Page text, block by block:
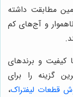
مطابقت داشته
و آج‌های کم
کیفیت و برندهای
گزینه را برای
قطعات لیفتراک،